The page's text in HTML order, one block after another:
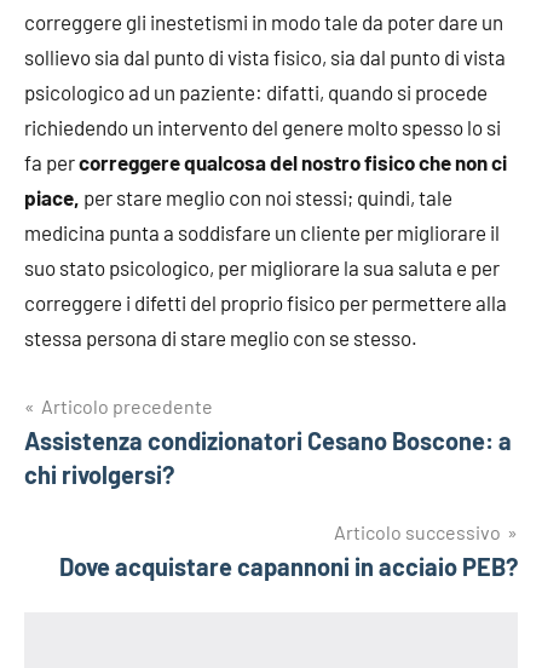
correggere gli inestetismi in modo tale da poter dare un
sollievo sia dal punto di vista fisico, sia dal punto di vista
psicologico ad un paziente: difatti, quando si procede
richiedendo un intervento del genere molto spesso lo si
fa percorreggere qualcosa del nostro fisico che non ci
piace, per stare meglio con noi stessi; quindi, tale
medicina punta a soddisfare un cliente per migliorare il
suo stato psicologico, per migliorare la sua saluta e per
correggere i difetti del proprio fisico per permettere alla
stessa persona di stare meglio con se stesso.
Navigazione
articoli
Articolo precedente
Assistenza condizionatori Cesano Boscone: a
chi rivolgersi?
Articolo successivo
Dove acquistare capannoni in acciaio PEB?